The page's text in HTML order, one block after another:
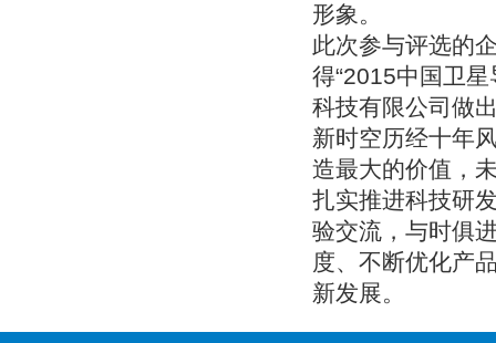
形象。
此次参与评选的
得“2015中国卫
科技有限公司做
新时空历经十年
造最大的价值，
扎实推进科技研
验交流，与时俱
度、不断优化产
新发展。